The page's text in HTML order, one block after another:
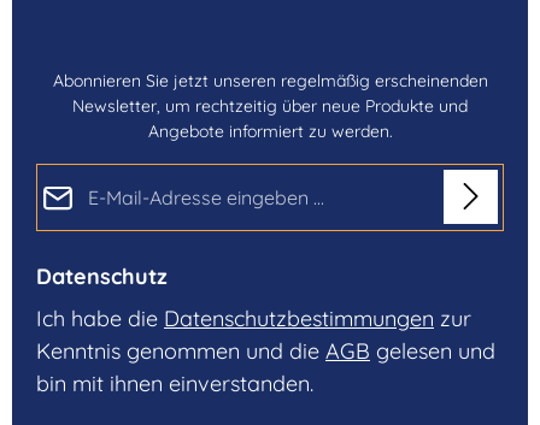
Abonnieren Sie jetzt unseren regelmäßig erscheinenden
Newsletter, um rechtzeitig über neue Produkte und
Angebote informiert zu werden.
Datenschutz
Ich habe die Datenschutzbestimmungen zur
Kenntnis genommen und die AGB gelesen und
bin mit ihnen einverstanden.